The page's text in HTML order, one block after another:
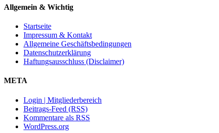
Allgemein & Wichtig
Startseite
Impressum & Kontakt
Allgemeine Geschäftsbedingungen
Datenschutzerklärung
Haftungsausschluss (Disclaimer)
META
Login | Mitgliederbereich
Beitrags-Feed (RSS)
Kommentare als RSS
WordPress.org